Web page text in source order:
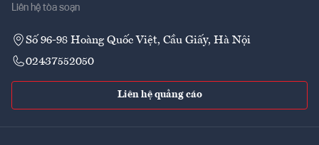
Liên hệ tòa soạn
Số 96-98 Hoàng Quốc Việt, Cầu Giấy, Hà Nội
02437552050
Liên hệ quảng cáo